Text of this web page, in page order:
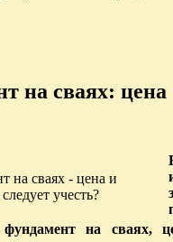
на сваях: цена
фундамент на сваях,